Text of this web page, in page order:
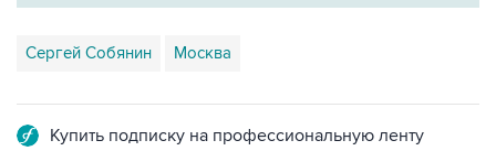
Сергей Собянин Москва
Купить подписку на профессиональную ленту